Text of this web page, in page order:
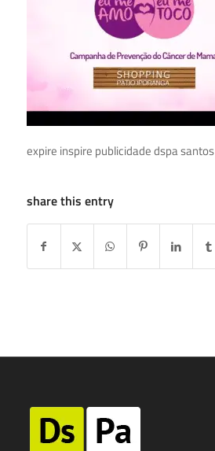
expire inspire publicidade dspa santos
share this entry